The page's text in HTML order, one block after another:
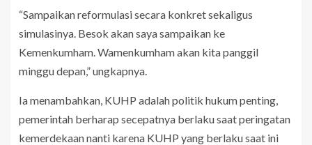
“Sampaikan reformulasi secara konkret sekaligus
simulasinya. Besok akan saya sampaikan ke
Kemenkumham. Wamenkumham akan kita panggil
minggu depan,” ungkapnya.
Ia menambahkan, KUHP adalah politik hukum penting,
pemerintah berharap secepatnya berlaku saat peringatan
kemerdekaan nanti karena KUHP yang berlaku saat ini